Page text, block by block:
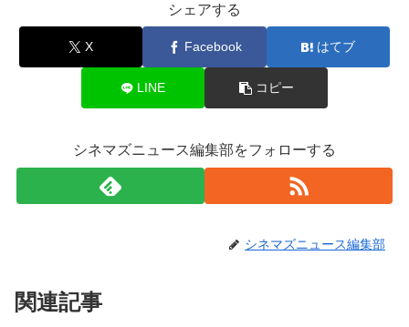
シェアする
X Facebook はてブ
LINE コピー
シネマズニュース編集部をフォローする
シネマズニュース編集部
関連記事